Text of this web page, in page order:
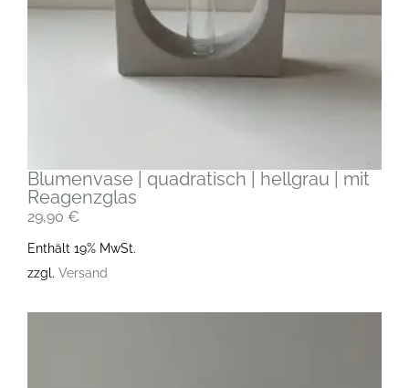
Blumenvase | quadratisch | hellgrau | mit
Reagenzglas
29,90 €
Enthält 19% MwSt.
zzgl. Versand